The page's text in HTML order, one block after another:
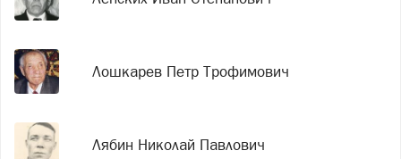
Лошкарев Петр Трофимович
Лябин Николай Павлович